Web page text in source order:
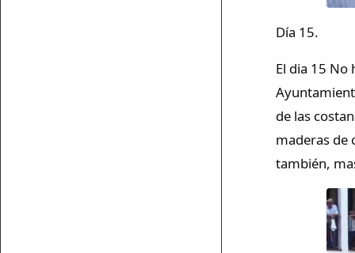
Día 15.
El dia 15 No
de las
maderas de
también,